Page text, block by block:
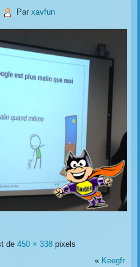
Par xavfun
de 450 × 338pixels
« Keegfr